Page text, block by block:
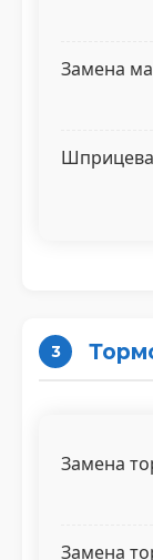
Замена
3
Замена
Замена